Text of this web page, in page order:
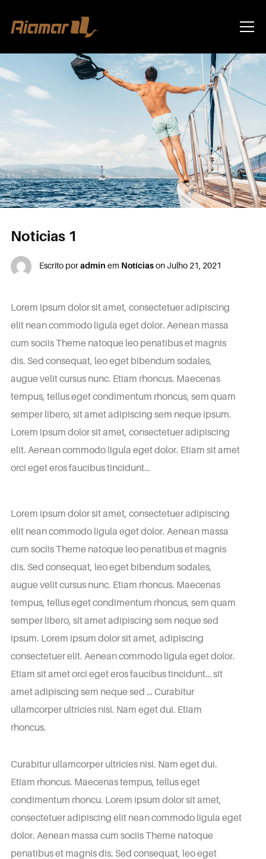
Info
Noticias 1
Escrito poradmin em NotíciasonJulho 21, 2021
Lorem ipsum dolor sit amet, consectetuer adipiscing
elit nean commodo ligula eget dolor. Aenean massa
cum sociis Theme natoque leo penatibus et magnis
dis. Sed consequat, leo eget bibendum sodales,
augue velit cursus nunc. Etiam rhoncus. Maecenas
tempus, tellus eget condimentum rhoncus, sem quam
semper libero, sit amet adipiscing sem neque ipsum.
Lorem ipsum dolor sit amet, consectetuer adipiscing
elit. Aenean commodo ligula eget dolor. Etiam sit amet
orci eget eros faucibus tincidunt…
Lorem ipsum dolor sit amet, consectetuer adipiscing
elit nean commodo ligula eget dolor. Aenean massa
cum sociis Theme natoque leo penatibus et magnis
dis. Sed consequat, leo eget bibendum sodales,
augue velit cursus nunc. Etiam rhoncus. Maecenas
tempus, tellus eget condimentum rhoncus, sem quam
semper libero, sit amet adipiscing sem neque sed
ipsum. Lorem ipsum dolor sit amet, adipiscing
consectetuer elit. Aenean commodo ligula eget dolor.
Etiam sit amet orci eget eros faucibus tincidunt… sit
amet adipiscing sem neque sed … Curabitur
ullamcorper ultricies nisi. Nam eget dui. Etiam
rhoncus.
Curabitur ullamcorper ultricies nisi. Nam eget dui.
Etiam rhoncus. Maecenas tempus, tellus eget
condimentum rhoncu. Lorem ipsum dolor sit amet,
consectetuer adipiscing elit nean commodo ligula eget
dolor. Aenean massa cum sociis Theme natoque
penatibus et magnis dis. Sed consequat, leo eget